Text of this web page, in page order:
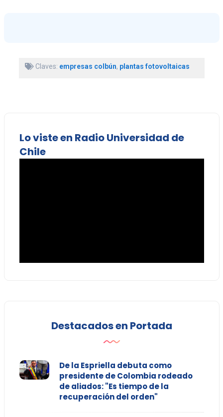
Claves: empresas colbún, plantas fotovoltaicas
Lo viste en Radio Universidad de
Chile
Destacados en Portada
De la Espriella debuta como
presidente de Colombia rodeado
de aliados: "Es tiempo de la
recuperación del orden"